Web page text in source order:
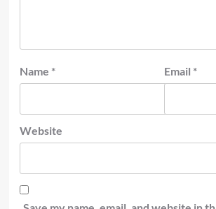
Name * Email *
Website